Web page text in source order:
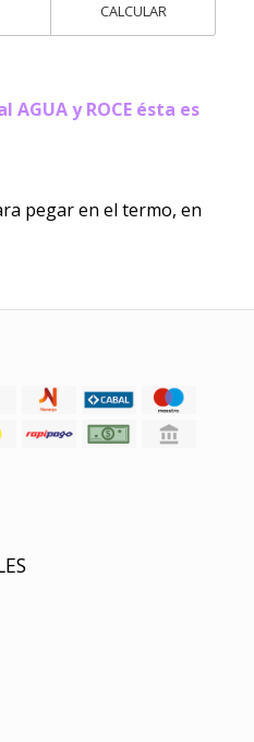
CALCULAR
AGUA y ROCE ésta es
pegar en el termo, en